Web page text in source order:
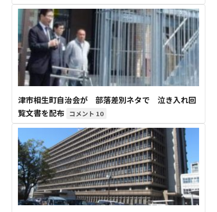
津市相生町自治会が 部落差別ネタで 泣き入れ回
覧文書を配布
10